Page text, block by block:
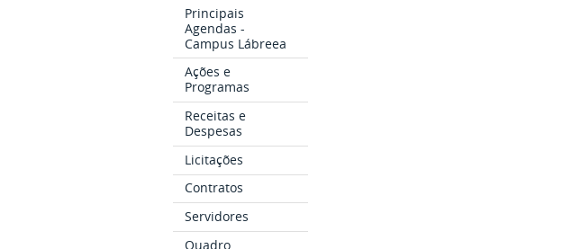
Principais
Agendas -
Campus Lábreea
Ações e
Programas
Receitas e
Despesas
Licitações
Contratos
Servidores
Quadro